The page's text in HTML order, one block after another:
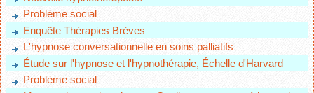
Problème social
Enquête Thérapies Brèves
L'hypnose conversationnelle en soins palliatifs
Étude sur l'hypnose et l'hypnothérapie, Échelle d'Harvard
Problème social